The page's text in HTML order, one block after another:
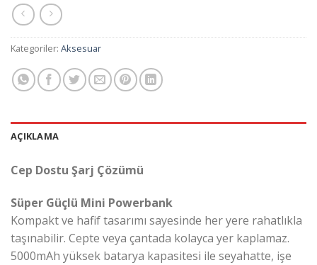
Kategoriler: Aksesuar
AÇIKLAMA
Cep Dostu Şarj Çözümü
Süper Güçlü Mini Powerbank
Kompakt ve hafif tasarımı sayesinde her yere rahatlıkla
taşınabilir. Cepte veya çantada kolayca yer kaplamaz.
5000mAh yüksek batarya kapasitesi ile seyahatte, işe